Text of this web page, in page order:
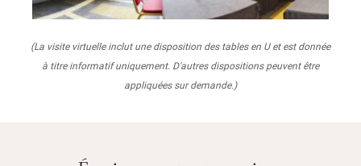
(La visite virtuelle inclut une disposition des tables en U et est donnée
à titre informatif uniquement. D'autres dispositions peuvent être
appliquées sur demande.)